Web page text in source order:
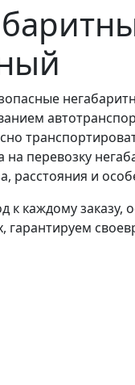
на перевозку
расстояния и
к каждому заказу,
гарантируем